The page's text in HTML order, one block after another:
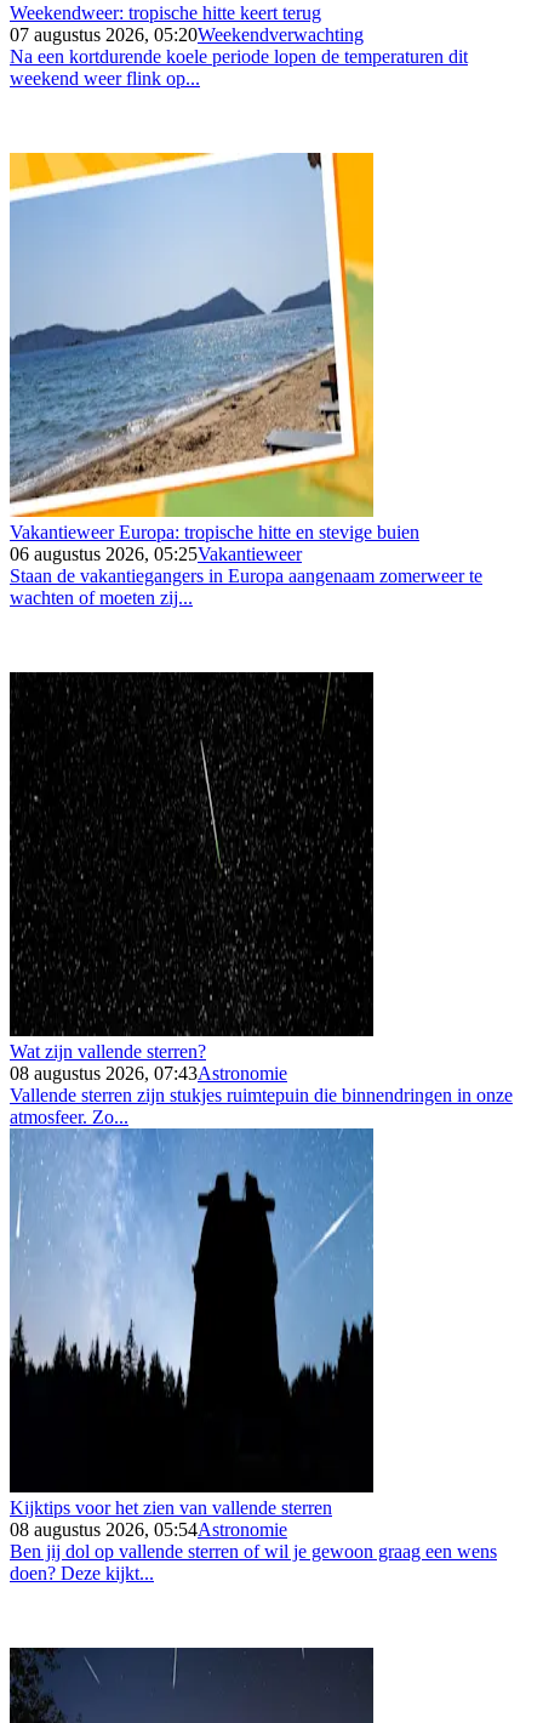
Weekendweer: tropische hitte keert terug
07 augustus 2026, 05:20Weekendverwachting
Na een kortdurende koele periode lopen de temperaturen dit
weekend weer flink op...
Vakantieweer Europa: tropische hitte en stevige buien
06 augustus 2026, 05:25Vakantieweer
Staan de vakantiegangers in Europa aangenaam zomerweer te
wachten of moeten zij...
Wat zijn vallende sterren?
08 augustus 2026, 07:43Astronomie
Vallende sterren zijn stukjes ruimtepuin die binnendringen in onze
atmosfeer. Zo...
Kijktips voor het zien van vallende sterren
08 augustus 2026, 05:54Astronomie
Ben jij dol op vallende sterren of wil je gewoon graag een wens
doen? Deze kijkt...